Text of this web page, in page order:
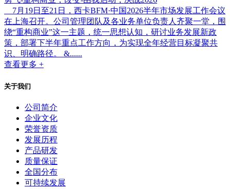
7月19日至21日，西卡BFM·中国2026半年市场发展工作会议
在上海召开。公司管理团队及各业务单位负责人齐聚一堂，围
绕“重构商业”这一主题，统一思想认知，研讨业务发展新政
策，部署下半年重点工作方向，为实现全年经营目标凝聚共
识、明确路径。 &......
查看更多 +
关于我们
公司简介
企业文化
荣誉资质
发展历程
产品研发
质量保证
全国分布
可持续发展